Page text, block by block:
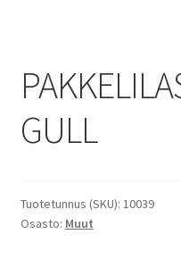
GULL
Tuotetunnus (SKU): 10039
Osasto: Muut